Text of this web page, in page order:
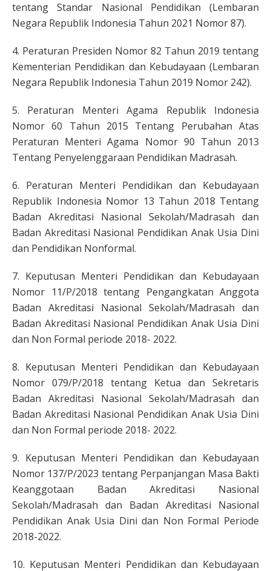
tentang Standar Nasional Pendidikan (Lembaran
Negara Republik Indonesia Tahun 2021 Nomor 87).
4. Peraturan Presiden Nomor 82 Tahun 2019 tentang
Kementerian Pendidikan dan Kebudayaan (Lembaran
Negara Republik Indonesia Tahun 2019 Nomor 242).
5. Peraturan Menteri Agama Republik Indonesia
Nomor 60 Tahun 2015 Tentang Perubahan Atas
Peraturan Menteri Agama Nomor 90 Tahun 2013
Tentang Penyelenggaraan Pendidikan Madrasah.
6. Peraturan Menteri Pendidikan dan Kebudayaan
Republik Indonesia Nomor 13 Tahun 2018 Tentang
Badan Akreditasi Nasional Sekolah/Madrasah dan
Badan Akreditasi Nasional Pendidikan Anak Usia Dini
dan Pendidikan Nonformal.
7. Keputusan Menteri Pendidikan dan Kebudayaan
Nomor 11/P/2018 tentang Pengangkatan Anggota
Badan Akreditasi Nasional Sekolah/Madrasah dan
Badan Akreditasi Nasional Pendidikan Anak Usia Dini
dan Non Formal periode 2018- 2022.
8. Keputusan Menteri Pendidikan dan Kebudayaan
Nomor 079/P/2018 tentang Ketua dan Sekretaris
Badan Akreditasi Nasional Sekolah/Madrasah dan
Badan Akreditasi Nasional Pendidikan Anak Usia Dini
dan Non Formal periode 2018- 2022.
9. Keputusan Menteri Pendidikan dan Kebudayaan
Nomor 137/P/2023 tentang Perpanjangan Masa Bakti
Keanggotaan Badan Akreditasi Nasional
Sekolah/Madrasah dan Badan Akreditasi Nasional
Pendidikan Anak Usia Dini dan Non Formal Periode
2018-2022.
10. Keputusan Menteri Pendidikan dan Kebudayaan